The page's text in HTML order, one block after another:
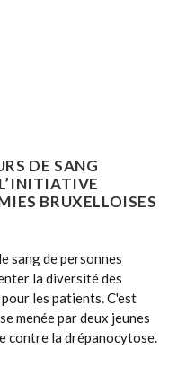
DE SANG
BRUXELLOISES
sang de personnes
la diversité des
les patients. C'est
menée par deux jeunes
contre la drépanocytose.